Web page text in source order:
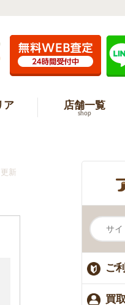
ア 店舗一覧
shop
新
ご
買